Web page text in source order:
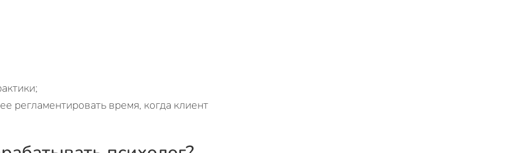
регламентировать время, когда клиент